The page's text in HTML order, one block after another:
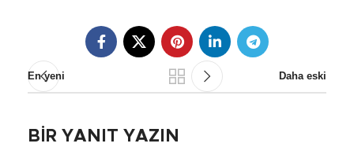
En yeni Daha eski
BIR YANIT YAZIN